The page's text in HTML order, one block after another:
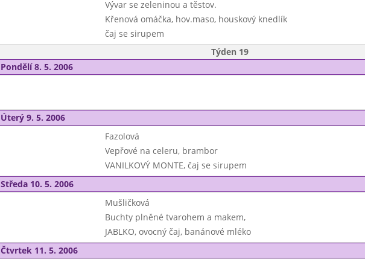
Vývar se zeleninou a těstov.
Křenová omáčka, hov.maso, houskový knedlík
čaj se sirupem
Týden 19
Pondělí 8. 5. 2006
Úterý 9. 5. 2006
Fazolová
Vepřové na celeru, brambor
VANILKOVÝ MONTE, čaj se sirupem
Středa 10. 5. 2006
Mušličková
Buchty plněné tvarohem a makem,
JABLKO, ovocný čaj, banánové mléko
Čtvrtek 11. 5. 2006